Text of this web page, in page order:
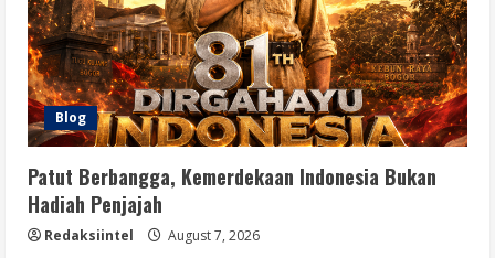
Blog
Patut Berbangga, Kemerdekaan Indonesia Bukan
Hadiah Penjajah
Redaksiintel August 7, 2026